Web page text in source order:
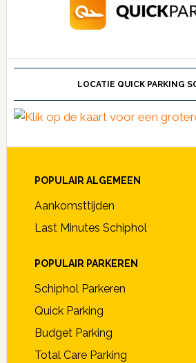
LOCATIE QUICK PARKING
POPULAIR ALGEMEEN
Aankomsttijden
Last Minutes Schiphol
POPULAIR PARKEREN
Schiphol Parkeren
Quick Parking
Budget Parking
Total Care Parking